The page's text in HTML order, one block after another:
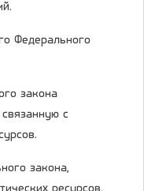
Федерального
закона
связанную с
закона,